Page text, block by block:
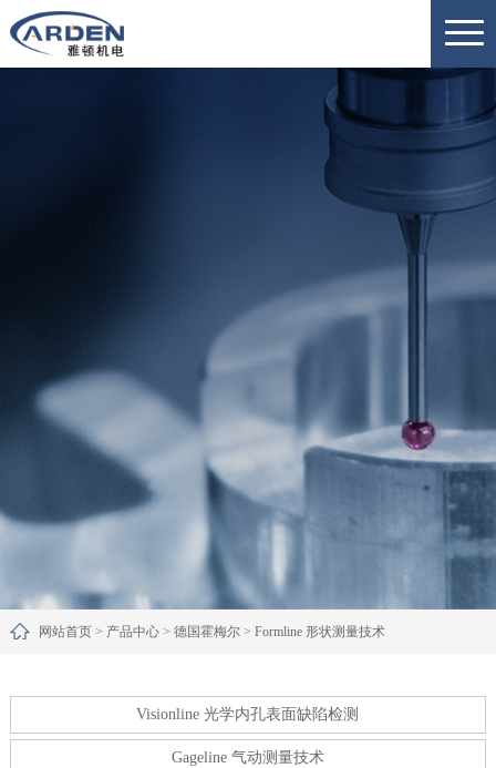
网站首页> 产品中心> 德国霍梅尔> Formline 形状测量技术
Visionline 光学内孔表面缺陷检测
Gageline 气动测量技术